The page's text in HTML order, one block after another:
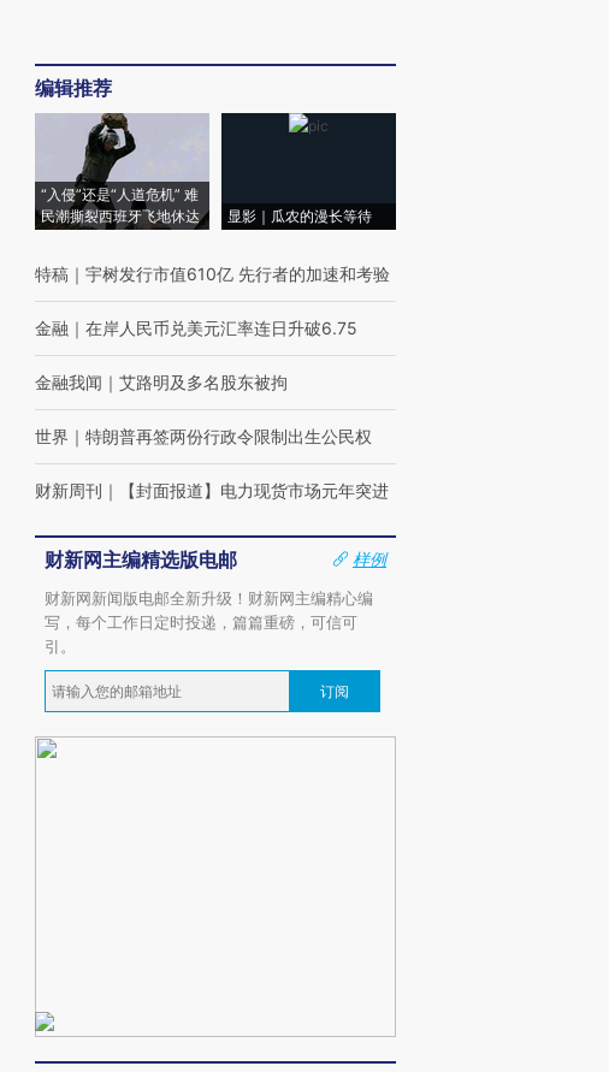
编辑推荐
“入侵”还是“人道危机” 难
民潮撕裂西班牙飞地休达
显影｜瓜农的漫长等待
特稿 ｜ 宇树发行市值610亿 先行者的加速和考验
金融 ｜ 在岸人民币兑美元汇率连日升破6.75
金融我闻 ｜ 艾路明及多名股东被拘
世界 ｜ 特朗普再签两份行政令限制出生公民权
财新周刊 ｜ 【封面报道】电力现货市场元年突进
财新网主编精选版电邮
样例
财新网新闻版电邮全新升级！财新网主编精心编
写，每个工作日定时投递，篇篇重磅，可信可
引。
订阅